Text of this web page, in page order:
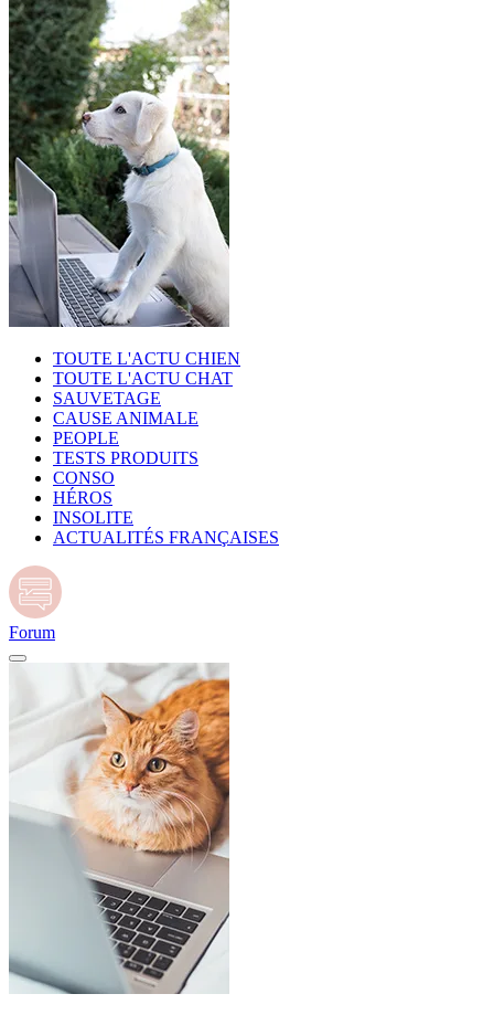
TOUTE L'ACTU CHIEN
TOUTE L'ACTU CHAT
SAUVETAGE
CAUSE ANIMALE
PEOPLE
TESTS PRODUITS
CONSO
HÉROS
INSOLITE
ACTUALITÉS FRANÇAISES
Forum